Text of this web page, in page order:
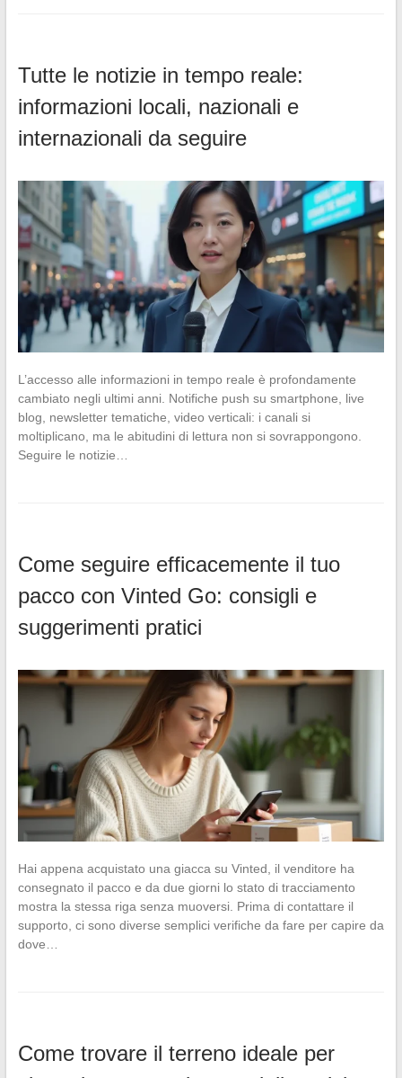
Tutte le notizie in tempo reale:
informazioni locali, nazionali e
internazionali da seguire
L’accesso alle informazioni in tempo reale è profondamente
cambiato negli ultimi anni. Notifiche push su smartphone, live
blog, newsletter tematiche, video verticali: i canali si
moltiplicano, ma le abitudini di lettura non si sovrappongono.
Seguire le notizie…
Come seguire efficacemente il tuo
pacco con Vinted Go: consigli e
suggerimenti pratici
Hai appena acquistato una giacca su Vinted, il venditore ha
consegnato il pacco e da due giorni lo stato di tracciamento
mostra la stessa riga senza muoversi. Prima di contattare il
supporto, ci sono diverse semplici verifiche da fare per capire da
dove…
Come trovare il terreno ideale per